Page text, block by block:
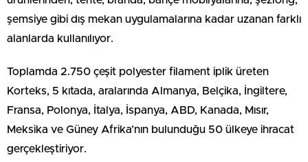
şemsiye gibi dış mekan uygulamalarına kadar uzanan farklı
alanlarda kullanılıyor.
Toplamda 2.750 çeşit polyester filament iplik üreten
Korteks, 5 kıtada, aralarında Almanya, Belçika, İngiltere,
Fransa, Polonya, İtalya, İspanya, ABD, Kanada, Mısır,
Meksika ve Güney Afrika’nın bulunduğu 50 ülkeye ihracat
gerçekleştiriyor.